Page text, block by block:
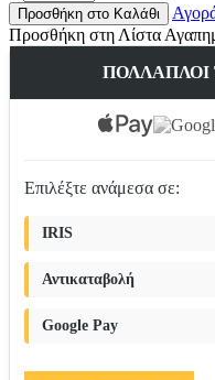
Προσθήκη στο Καλάθι
Προσθήκη στη Λίστα
Επιλέξτε ανάμεσα σε:
IRIS
Αντικαταβολή
Google Pay